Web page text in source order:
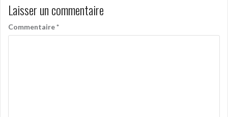
Laisser un commentaire
Commentaire*